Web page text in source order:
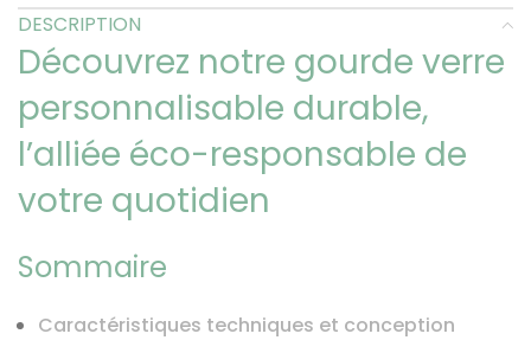
DESCRIPTION
Découvrez notre gourde verre
personnalisable durable,
l’alliée éco-responsable de
votre quotidien
Sommaire
Caractéristiques techniques et conception